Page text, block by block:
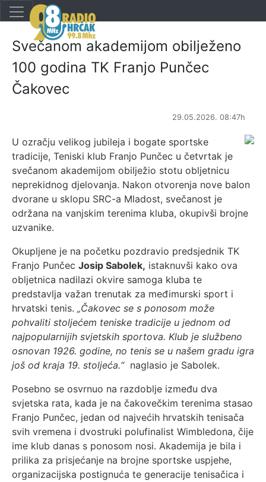
Svečanom akademijom obilježeno
100 godina TK Franjo Punčec
Čakovec
29.05.2026. 08:47h
U ozračju velikog jubileja i bogate sportske
tradicije, Teniski klub Franjo Punčec u četvrtak je
svečanom akademijom obilježio stotu obljetnicu
neprekidnog djelovanja. Nakon otvorenja nove balon
dvorane u sklopu SRC-a Mladost, svečanost je
održana na vanjskim terenima kluba, okupivši brojne
uzvanike.
Okupljene je na početku pozdravio predsjednik TK
Franjo Punčec Josip Sabolek, istaknuvši kako ova
obljetnica nadilazi okvire samoga kluba te
predstavlja važan trenutak za međimurski sport i
hrvatski tenis. „Čakovec se s ponosom može
pohvaliti stoljećem teniske tradicije u jednom od
najpopularnijih svjetskih sportova. Klub je službeno
osnovan 1926. godine, no tenis se u našem gradu igra
još od kraja 19. stoljeća.“naglasio je Sabolek.
Posebno se osvrnuo na razdoblje između dva
svjetska rata, kada je na čakovečkim terenima stasao
Franjo Punčec, jedan od najvećih hrvatskih tenisača
svih vremena i dvostruki polufinalist Wimbledona, čije
ime klub danas s ponosom nosi. Akademija je bila i
prilika za prisjećanje na brojne sportske uspjehe,
organizacijska postignuća te generacije tenisačica i